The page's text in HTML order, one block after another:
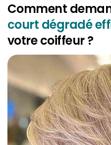
Comment
court dégradé
votre coiffeur ?